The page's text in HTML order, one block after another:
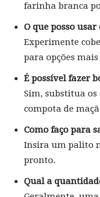
farinha branca
O que posso
Experimente
para opções
É possível fazer
Sim, substitua
compota de
Como faço para
Insira um palito
pronto.
Qual a